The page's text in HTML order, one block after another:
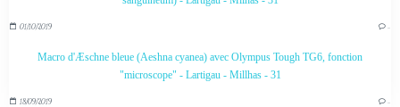
01/10/2019 …
Macro d'Æschne bleue (Aeshna cyanea) avec Olympus Tough TG6, fonction
"microscope" - Lartigau - Millhas - 31
18/09/2019 …